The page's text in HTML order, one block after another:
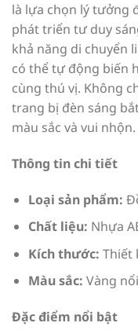
là lựa chọn lý tưởng
phát triển tư duy
khả năng di chuyển
có thể tự động biến
cùng thú vị. Không
trang bị đèn sáng
màu sắc và vui nhộn.
Thông tin chi tiết
Loại sản phẩm:
Chất liệu: Nhựa
Kích thước: Thiết
Màu sắc: Vàng
Đặc điểm nổi bật